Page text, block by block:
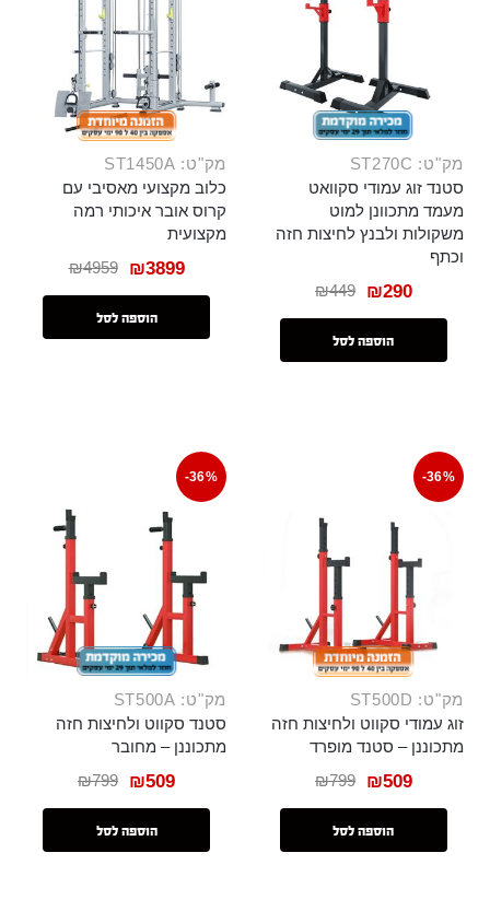
מק"ט: ST270C
סטנד זוג עמודי סקוואט
מעמד מתכוונן למוט
משקולות ולבנץ לחיצות חזה
וכתף
₪449 ₪290
הוספה לסל
מק"ט: ST1450A
כלוב מקצועי מאסיבי עם
קרוס אובר איכותי רמה
מקצועית
₪4959 ₪3899
הוספה לסל
-36%
מק"ט: ST500D
זוג עמודי סקווט ולחיצות חזה
מתכוננן – סטנד מופרד
₪799 ₪509
הוספה לסל
-36%
מק"ט: ST500A
סטנד סקווט ולחיצות חזה
מתכוננן – מחובר
₪799 ₪509
הוספה לסל